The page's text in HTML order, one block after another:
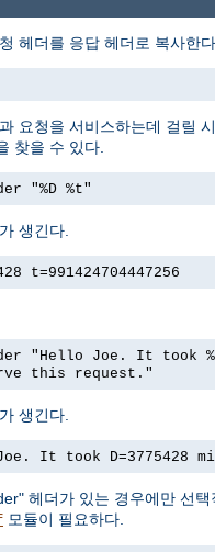
헤더를 응답 헤더로 복사한다.
요청을 서비스하는데 걸릴
찾을 수 있다.
"%D %t"
생긴다.
t=991424704447256
"Hello Joe. It took
this request."
생긴다.
It took D=3775428
헤더가 있는 경우에만 선택
모듈이 필요하다.